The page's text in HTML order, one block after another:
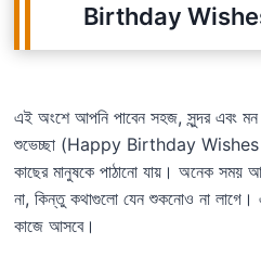
Birthday
এই অংশে আপনি পাবেন সহজ, সুন্দর এবং মন
শুভেচ্ছা (Happy Birthday Wishes
কাছের মানুষকে পাঠানো যায়। অনেক সময়
না, কিন্তু কথাগুলো যেন শুকনোও না লাগে।
কাজে আসবে।